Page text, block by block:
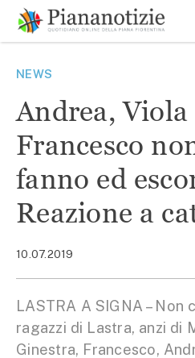
contenuto
SEARCH
NEWS
Andrea, Viola
Francesco
fanno ed
Reazione a
10.07.2019
LASTRA A SIGNA – Non
ragazzi di Lastra, anzi di
Ginestra, Francesco,